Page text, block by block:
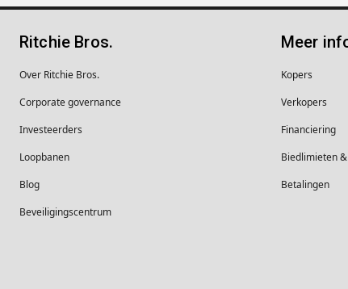
Ritchie Bros.
Over Ritchie Bros.
Corporate governance
Investeerders
Loopbanen
Blog
Beveiligingscentrum
Meer
Kopers
Verkopers
Financiering
Biedlimieten
Betalingen